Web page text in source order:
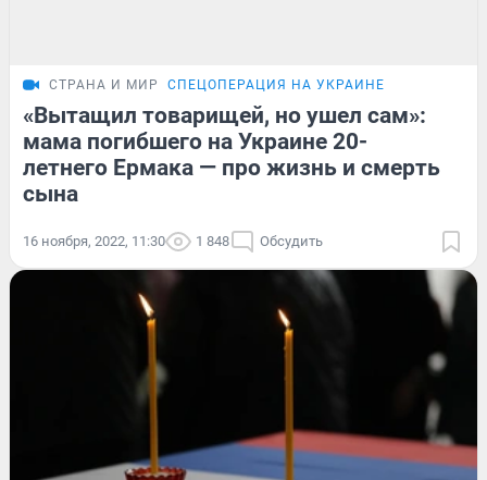
СТРАНА И МИР СПЕЦОПЕРАЦИЯ НА УКРАИНЕ
«Вытащил товарищей, но ушел сам»:
мама погибшего на Украине 20-
летнего Ермака — про жизнь и смерть
сына
16 ноября, 2022, 11:30 1 848 Обсудить